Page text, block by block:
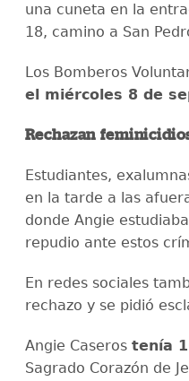
una cuneta en la
18, camino a San
Los Bomberos
el miércoles 8 de
Rechazan
Estudiantes,
en la tarde a las
donde Angie
repudio ante estos
En redes sociales
rechazo y se pidió
Angie Caseros tenía
Sagrado Corazón de